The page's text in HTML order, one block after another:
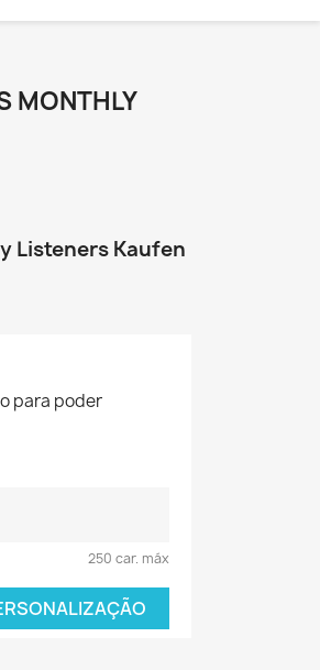
MONTHLY
Listeners Kaufen
para poder
250 car. máx